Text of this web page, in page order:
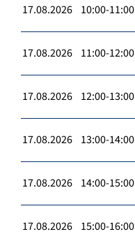
17.08.2026 10:00-11:00
17.08.2026 11:00-12:00
17.08.2026 12:00-13:00
17.08.2026 13:00-14:00
17.08.2026 14:00-15:00
17.08.2026 15:00-16:00